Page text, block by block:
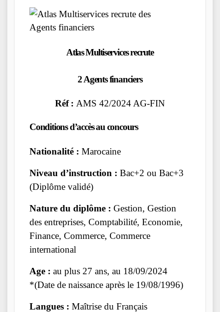
Atlas Multiservices recrute
2 Agents financiers
Réf : AMS 42/2024 AG-FIN
Conditions d’accès au concours
Nationalité : Marocaine
Niveau d’instruction : Bac+2 ou Bac+3
(Diplôme validé)
Nature du diplôme : Gestion, Gestion
des entreprises, Comptabilité, Economie,
Finance, Commerce, Commerce
international
Age : au plus 27 ans, au 18/09/2024
*(Date de naissance après le 19/08/1996)
Langues : Maîtrise du Français